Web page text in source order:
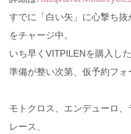
すでに「白い矢」に心撃ち
をチャージ中。
いち早くVITPILENを購入し
準備が整い次第、仮予約フォ
モトクロス、エンデューロ
レース、